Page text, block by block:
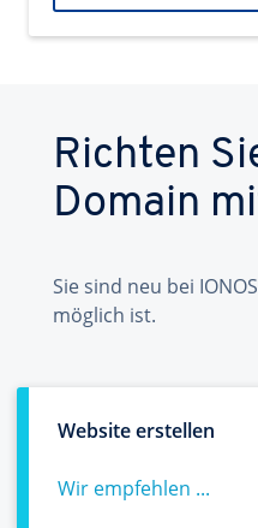
Richten
Domain
Sie sind neu bei
möglich ist.
Website erstellen
Wir empfehlen ...